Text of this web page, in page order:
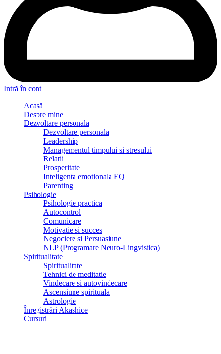
Intră în cont
Acasă
Despre mine
Dezvoltare personala
Dezvoltare personala
Leadership
Managementul timpului si stresului
Relatii
Prosperitate
Inteligenta emotionala EQ
Parenting
Psihologie
Psihologie practica
Autocontrol
Comunicare
Motivatie si succes
Negociere si Persuasiune
NLP (Programare Neuro-Lingvistica)
Spiritualitate
Spiritualitate
Tehnici de meditatie
Vindecare si autovindecare
Ascensiune spirituala
Astrologie
Înregistrări Akashice
Cursuri